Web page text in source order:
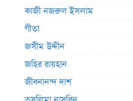
কাজী নজরুল ইসলাম
গীতা
জসীম উদ্দীন
জহির রায়হান
জীবনানন্দ দাশ